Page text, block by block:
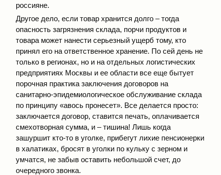
россияне.
Другое дело, если товар хранится долго – тогда
опасность загрязнения склада, порчи продуктов и
товара может нанести серьезный ущерб тому, кто
принял его на ответственное хранение. По сей день не
только в регионах, но и на отдельных логистических
предприятиях Москвы и ее области все еще бытует
порочная практика заключения договоров на
санитарно-эпидемиологическое обслуживание склада
по принципу «авось пронесет». Все делается просто:
заключается договор, ставится печать, оплачивается
смехотворная сумма, и – тишина! Лишь когда
зашуршит кто-то в уголке, прибегут лихие пенсионерки
в халатиках, бросят в уголки по кульку с зерном и
умчатся, не забыв оставить небольшой счет, до
очередного звонка.